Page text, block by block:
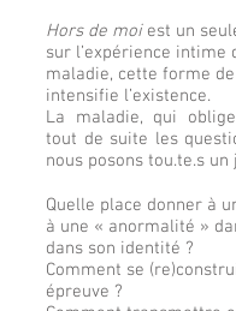
Hors de moiest un
sur l’expérience intime
maladie, cette forme
intensifie l’existence.
La maladie, qui
tout de suite les
nous posons tou.te.s un
Quelle place donner à
à une « anormalité »
dans son identité ?
Comment se
épreuve ?